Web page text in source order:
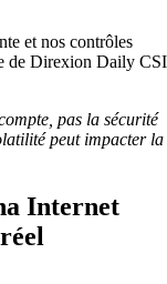
et nos contrôles
de Direxion Daily CSI
pas la sécurité
peut impacter la
Internet